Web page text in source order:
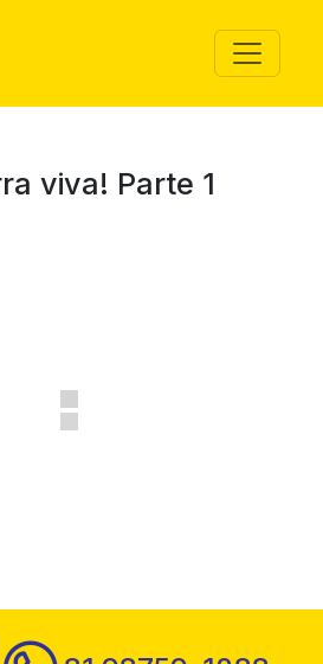
viva! Parte 1